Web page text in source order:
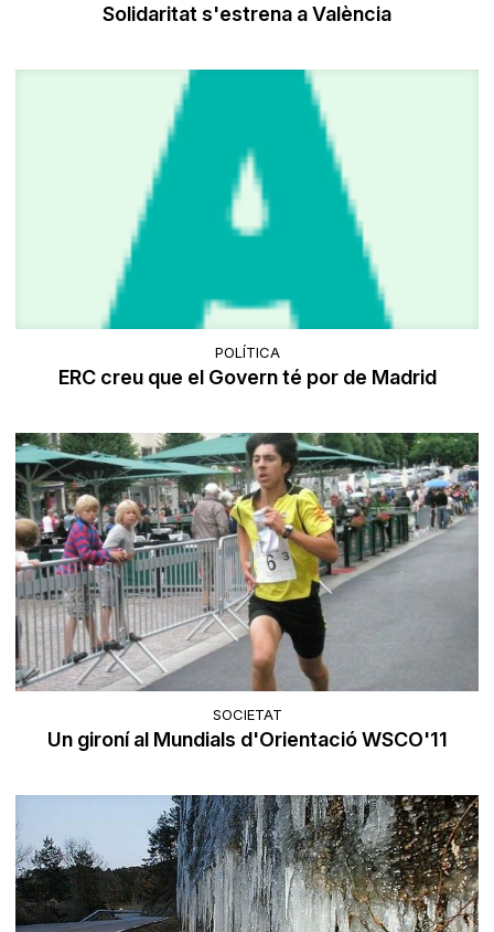
Solidaritat s'estrena a València
POLÍTICA
ERC creu que el Govern té por de Madrid
SOCIETAT
Un gironí al Mundials d'Orientació WSCO'11